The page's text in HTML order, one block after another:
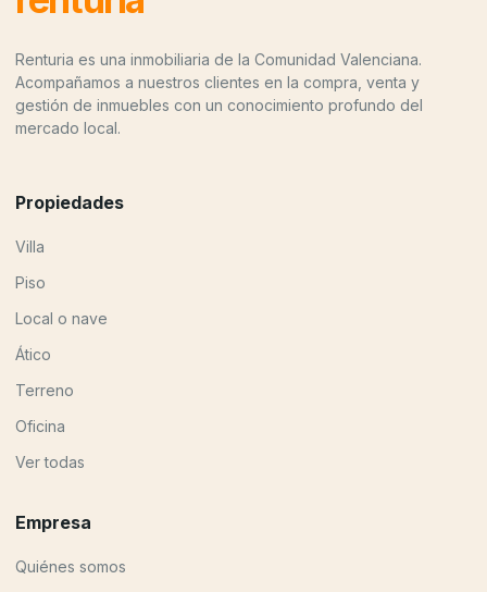
Renturia es una inmobiliaria de la Comunidad Valenciana.
Acompañamos a nuestros clientes en la compra, venta y
gestión de inmuebles con un conocimiento profundo del
mercado local.
Propiedades
Villa
Piso
Local o nave
Ático
Terreno
Oficina
Ver todas
Empresa
Quiénes somos